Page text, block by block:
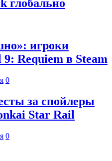
глобально
игроки
Requiem в Steam
0
за спойлеры
Star Rail
0